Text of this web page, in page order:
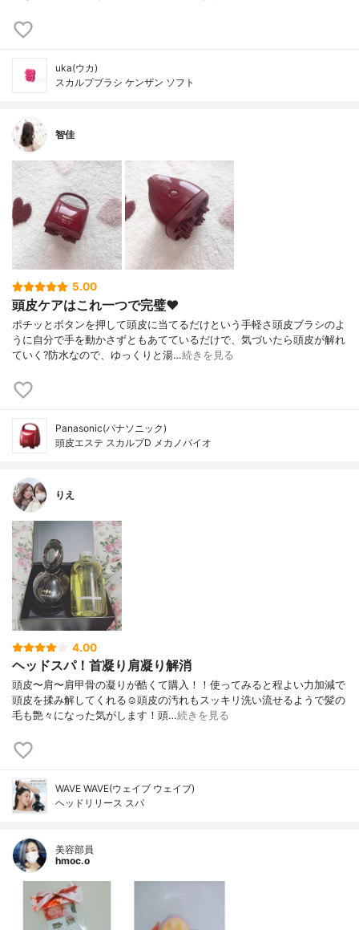
uka(ウカ)
スカルプブラシ ケンザン ソフト
智佳
5.00
頭皮ケアはこれ一つで完璧❤️
ポチッとボタンを押して頭皮に当てるだけという手軽さ頭皮ブラシのよ
うに自分で手を動かさずともあてているだけで、気づいたら頭皮が解れ
ていく?防水なので、ゆっくりと湯…続きを見る
Panasonic(パナソニック)
頭皮エステ スカルプD メカノバイオ
りえ
4.00
ヘッドスパ！首凝り肩凝り解消
頭皮〜肩〜肩甲骨の凝りが酷くて購入！！使ってみると程よい力加減で
頭皮を揉み解してくれる☺️頭皮の汚れもスッキリ洗い流せるようで髪の
毛も艶々になった気がします！頭…続きを見る
WAVE WAVE(ウェイブ ウェイブ)
ヘッドリリース スパ
美容部員
hmoc.o